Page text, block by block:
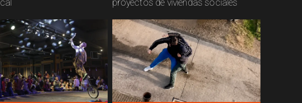
proyectos de viviendas sociales